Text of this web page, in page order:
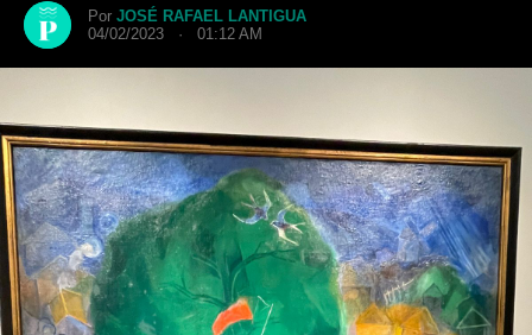
Por JOSÉ RAFAEL LANTIGUA
04/02/2023 · 01:12 AM